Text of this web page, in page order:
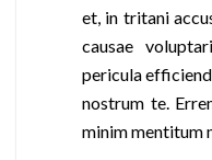
et, in tritani
causae
pericula
nostrum te.
minim mentitum